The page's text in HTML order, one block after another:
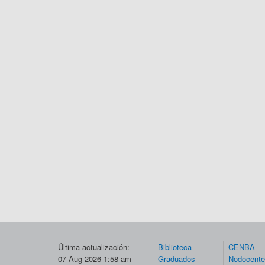
Última actualización:
07-Aug-2026 1:58 am
Biblioteca
Graduados
CENBA